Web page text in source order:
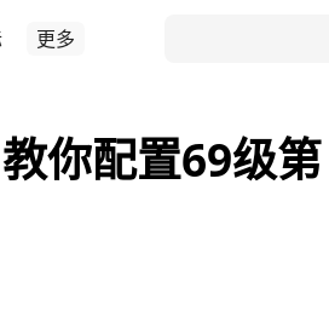
更多
你配置69级第